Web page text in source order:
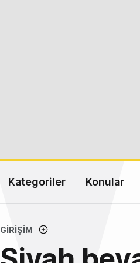
Kategoriler Konular
GIRIŞIM